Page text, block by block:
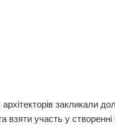
закликали
взяти участь у створенні